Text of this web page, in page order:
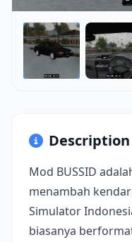
Description
Mod BUSSID
menambah
Simulator
biasanya